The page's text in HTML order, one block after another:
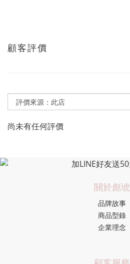
顧客評價
尚未有任何評價
關於彪琥
品牌故事
商品型錄
企業理念